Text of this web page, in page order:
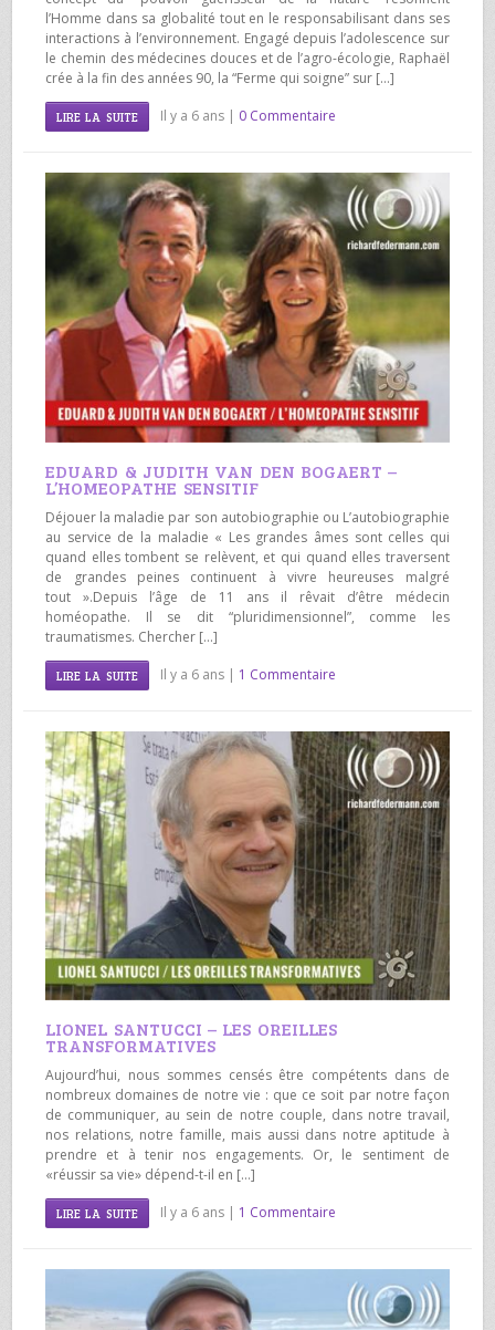
l’Homme dans sa globalité tout en le responsabilisant dans ses
interactions à l’environnement. Engagé depuis l’adolescence sur
le chemin des médecines douces et de l’agro-écologie, Raphaël
crée à la fin des années 90, la “Ferme qui soigne” sur […]
LIRE LA SUITE Il y a 6 ans | 0 Commentaire
EDUARD & JUDITH VAN DEN BOGAERT –
L’HOMEOPATHE SENSITIF
Déjouer la maladie par son autobiographie ou L’autobiographie
au service de la maladie « Les grandes âmes sont celles qui
quand elles tombent se relèvent, et qui quand elles traversent
de grandes peines continuent à vivre heureuses malgré
tout ».Depuis l’âge de 11 ans il rêvait d’être médecin
homéopathe. Il se dit “pluridimensionnel”, comme les
traumatismes. Chercher […]
LIRE LA SUITE Il y a 6 ans | 1 Commentaire
LIONEL SANTUCCI – LES OREILLES
TRANSFORMATIVES
Aujourd’hui, nous sommes censés être compétents dans de
nombreux domaines de notre vie : que ce soit par notre façon
de communiquer, au sein de notre couple, dans notre travail,
nos relations, notre famille, mais aussi dans notre aptitude à
prendre et à tenir nos engagements. Or, le sentiment de
«réussir sa vie» dépend-t-il en […]
LIRE LA SUITE Il y a 6 ans | 1 Commentaire